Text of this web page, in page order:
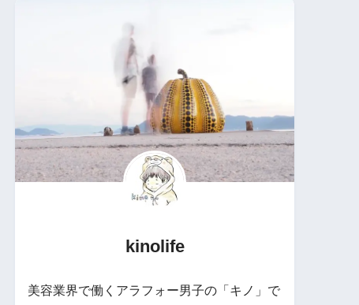
kinolife
美容業界で働くアラフォー男子の「キノ」で